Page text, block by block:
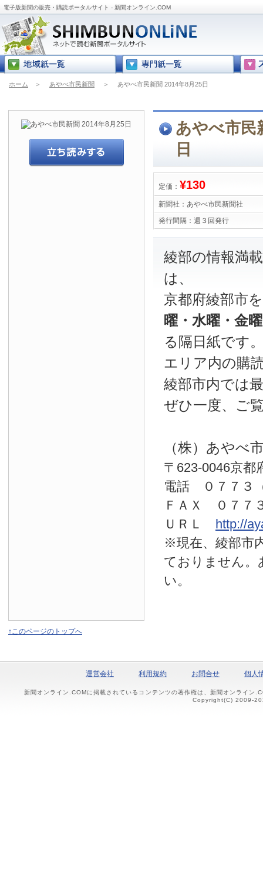
電子版新聞の販売・購読ポータルサイト - 新聞オンライン.COM
ホーム ＞ あやべ市民新聞 ＞ あやべ市民新聞 2014年8月25日
あやべ市民
日
定価： ¥130
新聞社： あやべ市民新聞社
発行間隔： 週３回発行
綾部の情報
は、
京都府綾部市
曜・水曜・金
る隔日紙です
エリア内の購
綾部市内では
ぜひ一度、ご
（株）あやべ
〒623-0046京都
電話 ０７７
ＦＡＸ ０７７
ＵＲＬ http://
※現在、綾部市
ておりません。
い。
↑このページのトップへ
運営会社 利用規約 お問合せ 個人
新聞オンライン.COMに掲載されているコンテンツの著作権は、新聞オンライン
Copyright(C) 2009-